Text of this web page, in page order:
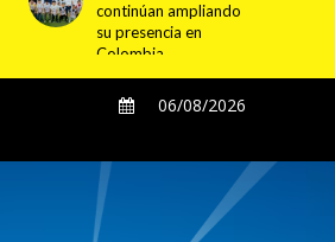
4.000 nuevas
viviendas en 12
municipios
06/08/2026